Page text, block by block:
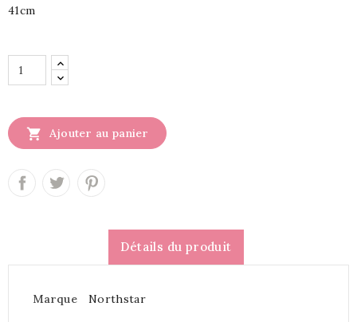
41cm
 Ajouter au panier
Détails du produit
Marque Northstar